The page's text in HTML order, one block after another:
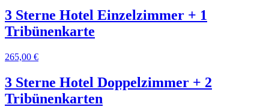
3 Sterne Hotel Einzelzimmer + 1
Tribünenkarte
265,00 €
3 Sterne Hotel Doppelzimmer + 2
Tribünenkarten